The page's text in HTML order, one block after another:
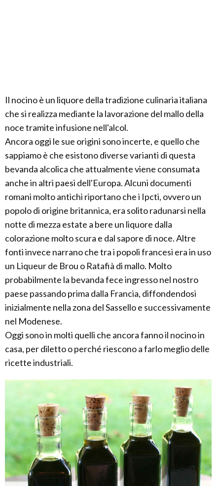
Il nocino è un liquore della tradizione culinaria italiana
che si realizza mediante la lavorazione del mallo della
noce tramite infusione nell'alcol.
Ancora oggi le sue origini sono incerte, e quello che
sappiamo è che esistono diverse varianti di questa
bevanda alcolica che attualmente viene consumata
anche in altri paesi dell'Europa. Alcuni documenti
romani molto antichi riportano che i Ipcti, ovvero un
popolo di origine britannica, era solito radunarsi nella
notte di mezza estate a bere un liquore dalla
colorazione molto scura e dal sapore di noce. Altre
fonti invece narrano che tra i popoli francesi era in uso
un Liqueur de Brou o Ratafià di mallo. Molto
probabilmente la bevanda fece ingresso nel nostro
paese passando prima dalla Francia, diffondendosi
inizialmente nella zona del Sassello e successivamente
nel Modenese.
Oggi sono in molti quelli che ancora fanno il nocino in
casa, per diletto o perché riescono a farlo meglio delle
ricette industriali.